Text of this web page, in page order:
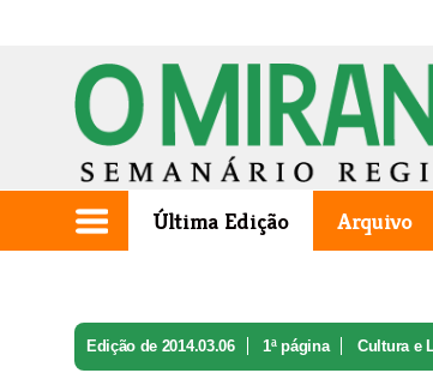
Última Edição Arquivo
Edição de 2014.03.06 1ª página Cultura e